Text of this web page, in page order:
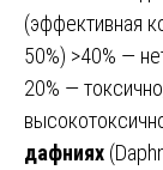
(эффективная
50%) >40% —
20% —
дафниях